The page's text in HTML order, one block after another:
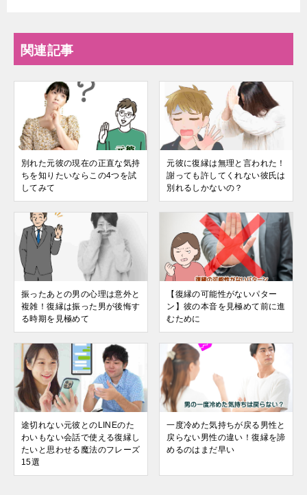
関連記事
別れた元彼の現在の正直な気持
ちを知りたいならこの4つを試
してみて
元彼に復縁は無理と言われた！
謝っても許してくれない彼氏は
別れるしかないの？
振ったあとの男の心理は意外と
複雑！復縁は振った男が後悔す
る時期を見極めて
【復縁の可能性がないパター
ン】彼の本音を見極めて前に進
むために
途切れない元彼とのLINEのた
わいもない会話で使える復縁し
たいと思わせる魔法のフレーズ
15選
一度冷めた気持ちが戻る男性と
戻らない男性の違い！復縁を諦
めるのはまだ早い